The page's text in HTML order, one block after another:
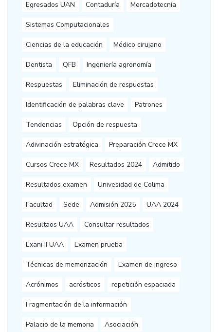
Egresados UAN Contaduría Mercadotecnia
Sistemas Computacionales
Ciencias de la educación Médico cirujano
Dentista QFB Ingeniería agronomía
Respuestas Eliminación de respuestas
Identificación de palabras clave Patrones
Tendencias Opción de respuesta
Adivinación estratégica Preparación Crece MX
Cursos Crece MX Resultados 2024 Admitido
Resultados examen Univesidad de Colima
Facultad Sede Admisión 2025 UAA 2024
Resultaos UAA Consultar resultados
Exani II UAA Examen prueba
Técnicas de memorización Examen de ingreso
Acrónimos acrósticos repetición espaciada
Fragmentación de la información
Palacio de la memoria Asociación